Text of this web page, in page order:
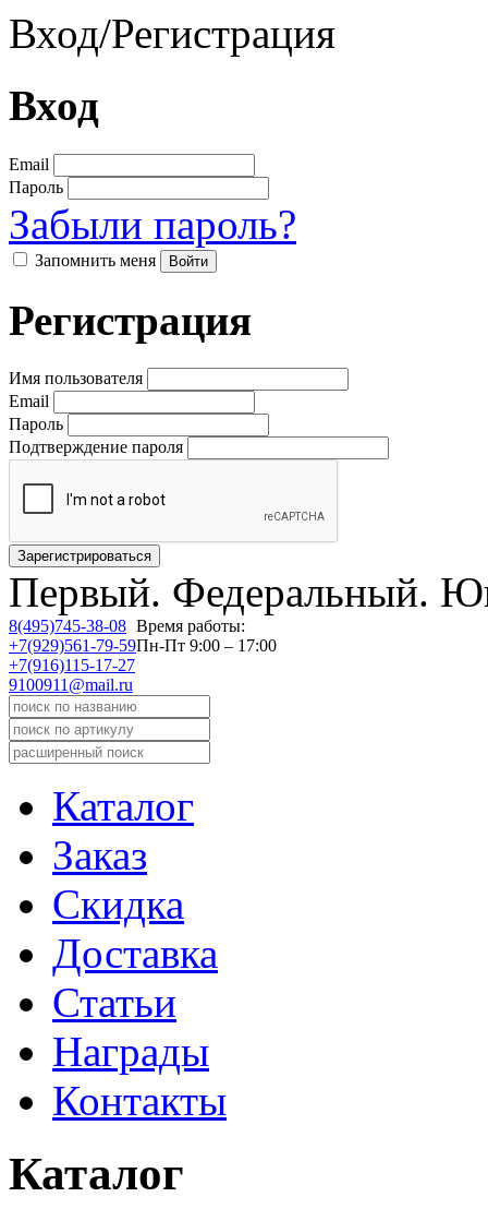
Вход/Регистрация
Вход
Email
Пароль
Забыли пароль?
Запомнить меня
Регистрация
Имя пользователя
Email
Пароль
Подтверждение пароля
Первый. Федеральный.
8(495)745-38-08
+7(929)561-79-59
+7(916)115-17-27
9100911@mail.ru
Время работы:
Пн-Пт 9:00 – 17:00
Каталог
Заказ
Скидка
Доставка
Статьи
Награды
Контакты
Каталог